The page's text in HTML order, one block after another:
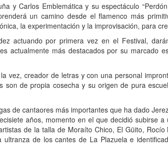
y Carlos Emblemática y su espectáculo
un camino desde el flamenco más
la experimentación y la improvisación, para
actuando por primera vez en el Festival,
actualmente más destacados por su marcado
vez, creador de letras y con una personal
son de propia cosecha y su origen de pura
de cantaores más importantes que ha dado
años, momento en el que decidió subirse
de la talla de Moraíto Chico, El Güito,
de los cantes de La Plazuela e